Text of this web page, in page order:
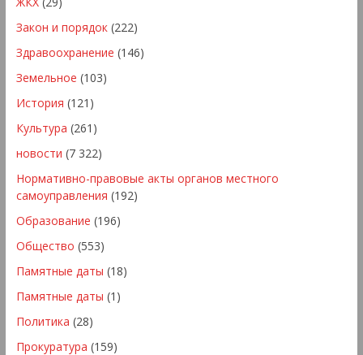
Закон и порядок(222)
Здравоохранение (146)
Земельное (103)
История (121)
Культура (261)
новости (7 322)
Нормативно-правовые акты органов местного
самоуправления (192)
Образование (196)
Общество (553)
Памятные даты (18)
Памятные даты (1)
Политика (28)
Прокуратура (159)